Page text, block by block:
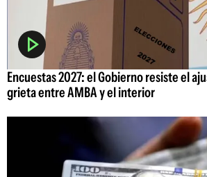
Encuestas 2027: el Gobierno resiste el
grieta entre AMBA y el interior